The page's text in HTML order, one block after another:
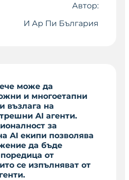
Автор:
И Ар Пи България
може да
и многоетапни
възлага на
AI агенти.
за
AI екипи позволява
да бъде
от
се изпълняват от